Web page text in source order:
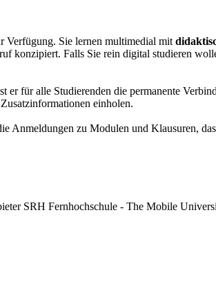
Verfügung. Sie lernen multimedial mit
konzipiert. Falls Sie rein digital studieren
er für alle Studierenden die permanente
einholen.
Anmeldungen zu Modulen und Klausuren,
SRH Fernhochschule - The Mobile